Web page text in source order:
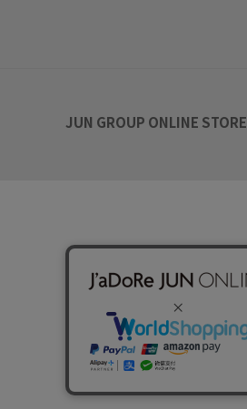
JUN GROUP ONLINE STORE